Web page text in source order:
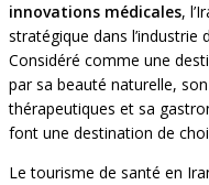
innovations médicales,
stratégique dans
Considéré comme une
par sa beauté naturelle,
thérapeutiques et sa
font une destination de
Le tourisme de santé en